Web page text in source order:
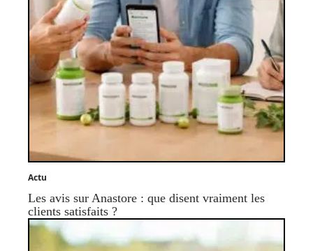
Actu
Les avis sur Anastore : que disent vraiment les
clients satisfaits ?